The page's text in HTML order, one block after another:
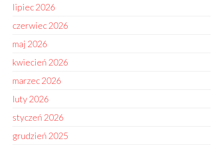
lipiec 2026
czerwiec 2026
maj 2026
kwiecień 2026
marzec 2026
luty 2026
styczeń 2026
grudzień 2025